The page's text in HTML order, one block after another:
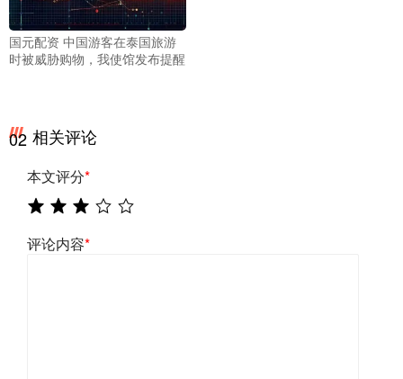
国元配资 中国游客在泰国旅游
时被威胁购物，我使馆发布提醒
02 相关评论
本文评分*
评论内容*